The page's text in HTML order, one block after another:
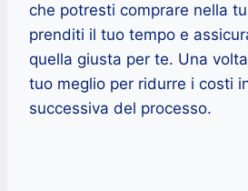
che potresti comprare nella
prenditi il ​​tuo tempo e
quella giusta per te. Una
tuo meglio per ridurre i costi
successiva del processo.